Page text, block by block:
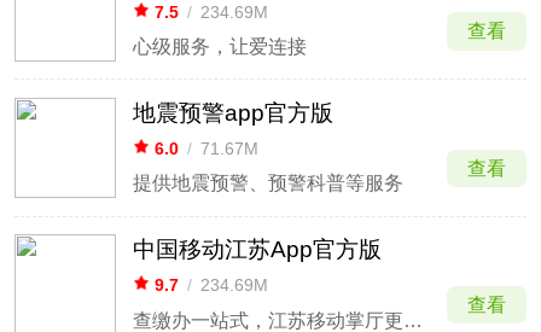
7.5 / 234.69M
心级服务，让爱连接
查看
地震预警app官方版
6.0 / 71.67M
提供地震预警、预警科普等服务
查看
中国移动江苏App官方版
9.7 / 234.69M
查缴办一站式，江苏移动掌厅更懂你
查看